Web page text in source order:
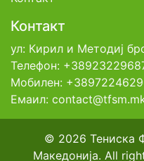
Контакт
ул: Кирил и Методиј
Телефон:
Мобилен:
Емаил:
© 2026 Тениска
Македонија. All